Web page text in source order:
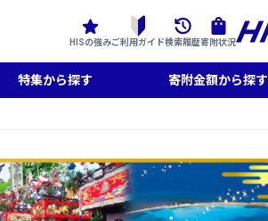
HISの強みご利用ガイド検索履歴寄附状況
特集から探す 寄附金額から探す